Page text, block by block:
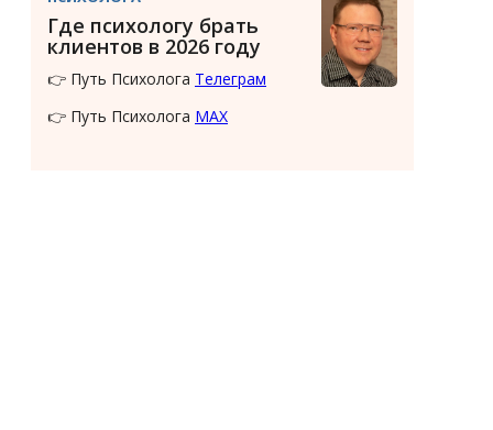
Где психологу брать
клиентов в 2026 году
👉 Путь Психолога Телеграм
👉 Путь Психолога MAX